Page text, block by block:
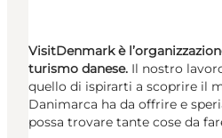
VisitDenmark è
turismo danese. Il nostro
quello di ispirarti a scoprire il
Danimarca ha da offrire e
possa trovare tante cose da